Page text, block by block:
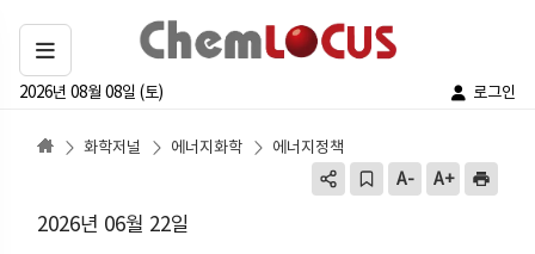
2026년 08월 08일 (토) 로그인
화학저널 에너지화학 에너지정책
2026년 06월 22일